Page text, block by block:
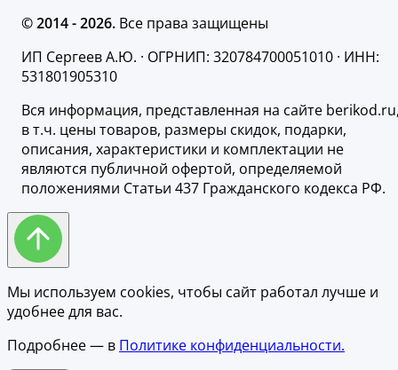
© 2014 - 2026. Все права защищены
ИП Сергеев А.Ю. · ОГРНИП: 320784700051010 · ИНН:
531801905310
Вся информация, представленная на сайте
в т.ч. цены товаров, размеры скидок, подарки,
описания, характеристики и комплектации не
являются публичной офертой, определяемой
положениями Статьи 437 Гражданского кодекса РФ.
Мы используем cookies, чтобы сайт работал лучше и
удобнее для вас.
Подробнее — в Политике конфиденциальности.